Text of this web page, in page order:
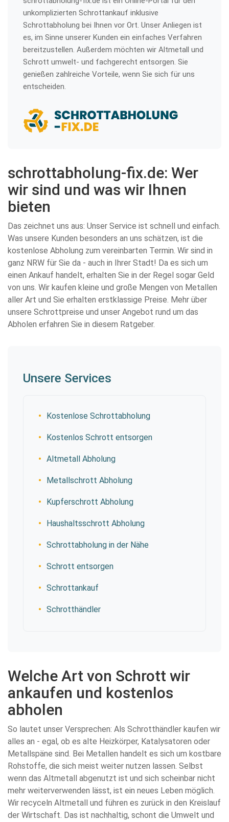
unkomplizierten Schrottankauf inklusive
Schrottabholung bei Ihnen vor Ort. Unser Anliegen ist
es, im Sinne unserer Kunden ein einfaches Verfahren
bereitzustellen. Außerdem möchten wir Altmetall und
Schrott umwelt- und fachgerecht entsorgen. Sie
genießen zahlreiche Vorteile, wenn Sie sich für uns
entscheiden.
schrottabholung-fix.de: Wer
wir sind und was wir Ihnen
bieten
Das zeichnet uns aus: Unser Service ist schnell und einfach.
Was unsere Kunden besonders an uns schätzen, ist die
kostenlose Abholung zum vereinbarten Termin. Wir sind in
ganz NRW für Sie da - auch in Ihrer Stadt! Da es sich um
einen Ankauf handelt, erhalten Sie in der Regel sogar Geld
von uns. Wir kaufen kleine und große Mengen von Metallen
aller Art und Sie erhalten erstklassige Preise. Mehr über
unsere Schrottpreise und unser Angebot rund um das
Abholen erfahren Sie in diesem Ratgeber.
Unsere Services
Kostenlose Schrottabholung
Kostenlos Schrott entsorgen
Altmetall Abholung
Metallschrott Abholung
Kupferschrott Abholung
Haushaltsschrott Abholung
Schrottabholung in der Nähe
Schrott entsorgen
Schrottankauf
Schrotthändler
Welche Art von Schrott wir
ankaufen und kostenlos
abholen
So lautet unser Versprechen: Als Schrotthändler kaufen wir
alles an - egal, ob es alte Heizkörper, Katalysatoren oder
Metallspäne sind. Bei Metallen handelt es sich um kostbare
Rohstoffe, die sich meist weiter nutzen lassen. Selbst
wenn das Altmetall abgenutzt ist und sich scheinbar nicht
mehr weiterverwenden lässt, ist ein neues Leben möglich.
Wir recyceln Altmetall und führen es zurück in den Kreislauf
der Wirtschaft. Das ist nachhaltig, schont die Umwelt und